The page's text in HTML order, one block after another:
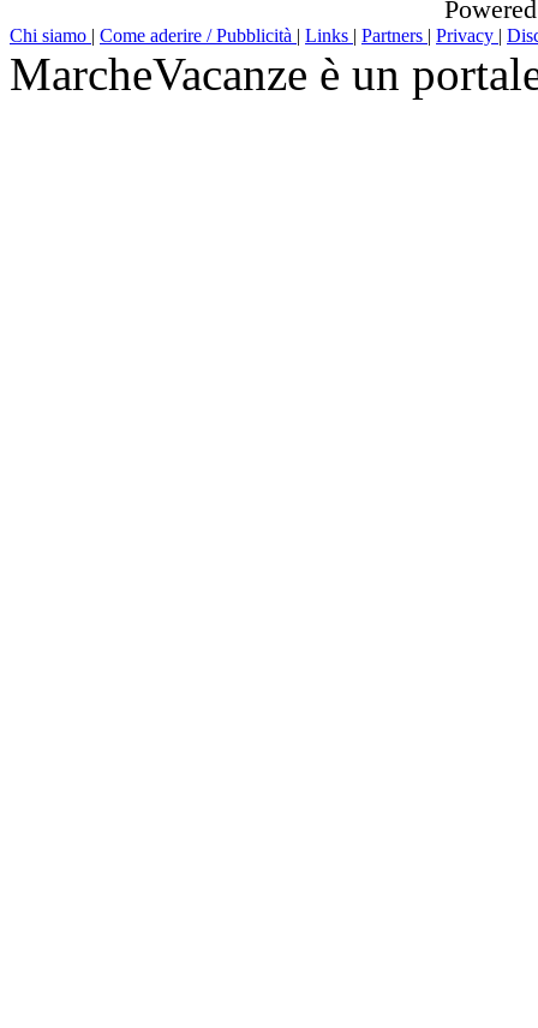
Chi siamo | Come aderire / Pubblicità | Links | Partners | Privacy |
MarcheVacanze è un